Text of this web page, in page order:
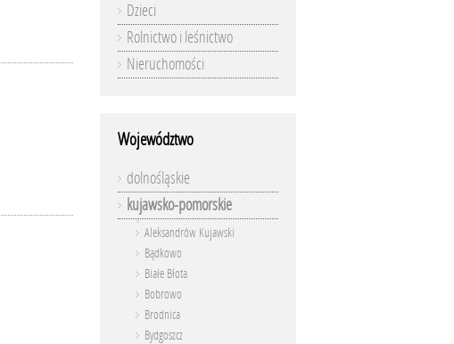
Dzieci
Rolnictwo i leśnictwo
Nieruchomości
Województwo
dolnośląskie
kujawsko-pomorskie
Aleksandrów Kujawski
Bądkowo
Białe Błota
Bobrowo
Brodnica
Bydgoszcz